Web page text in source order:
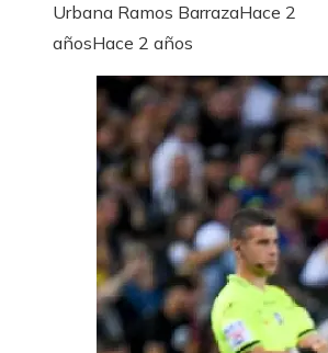
Urbana Ramos BarrazaHace 2
añosHace 2 años